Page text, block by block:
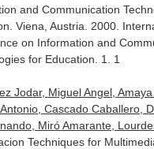
and Communication
Viena, Austria. 2000.
on Information and
for Education. 1. 1
Jodar, Miguel Angel, Amaya
Cascado Caballero,
Miró Amarante,
Techniques for